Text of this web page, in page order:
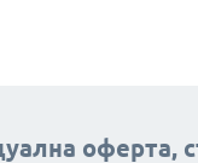
оферта,